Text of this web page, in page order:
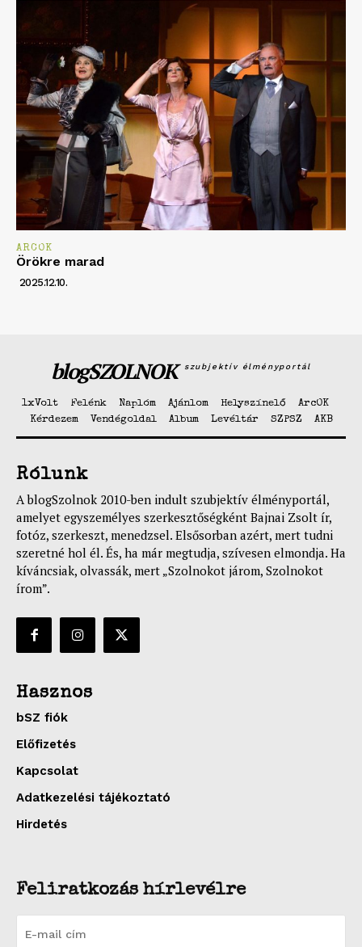
ARCOK
Örökre marad
2025.12.10.
blogSZOLNOK szubjektív élményportál
1xVolt Felénk Naplóm Ajánlom Helyszínelő
ArcOK
Kérdezem
Vendégoldal Album Levéltár SZPSZ AKB
Rólunk
A blogSzolnok 2010-ben indult szubjektív élményportál,
amelyet egyszemélyes szerkesztőségként Bajnai Zsolt ír,
fotóz, szerkeszt, menedzsel. Elsősorban azért, mert tudni
szeretné hol él. És, ha már megtudja, szívesen elmondja. Ha
kíváncsiak, olvassák, mert „Szolnokot járom, Szolnokot
írom”.
Hasznos
bSZ fiók
Előfizetés
Kapcsolat
Adatkezelési tájékoztató
Hirdetés
Feliratkozás hírlevélre